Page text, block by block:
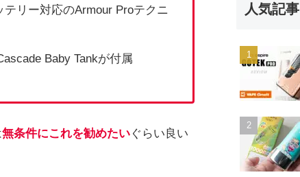
テリー対応のArmour Proテクニ
Baby Tankが付属
無条件にこれを勧めたい ぐらい良い
人気記事